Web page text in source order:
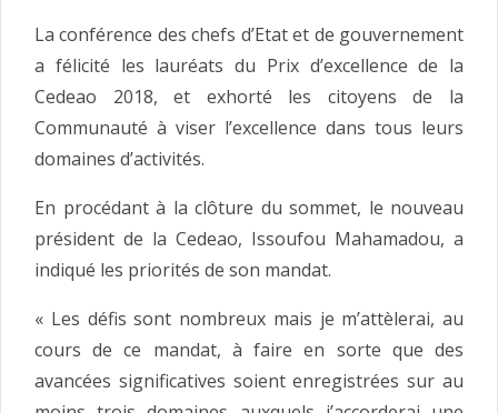
La conférence des chefs d’Etat et de gouvernement
a félicité les lauréats du Prix d’excellence de la
Cedeao 2018, et exhorté les citoyens de la
Communauté à viser l’excellence dans tous leurs
domaines d’activités.
En procédant à la clôture du sommet, le nouveau
président de la Cedeao, Issoufou Mahamadou, a
indiqué les priorités de son mandat.
« Les défis sont nombreux mais je m’attèlerai, au
cours de ce mandat, à faire en sorte que des
avancées significatives soient enregistrées sur au